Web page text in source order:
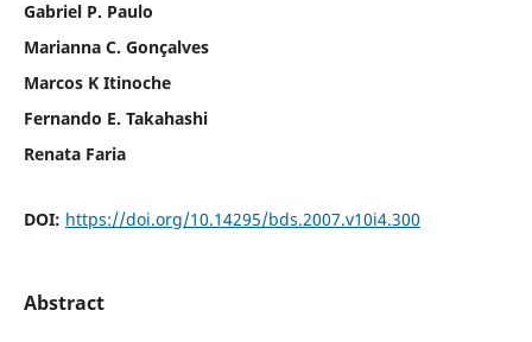
Gabriel P. Paulo
Marianna C. Gonçalves
Marcos K Itinoche
Fernando E. Takahashi
Renata Faria
DOI: https://doi.org/10.14295/bds.2007.v10i4.300
Abstract